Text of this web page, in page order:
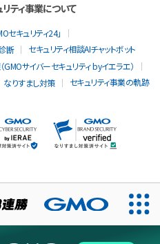
ティ事業について
セキュリティ24」
断
セキュリティ相談AIチャットボット
サイバーセキュリティ byイエラエ）
なりすまし対策 セキュリティ事業の軌跡
提供および品質向上とトラフィッ